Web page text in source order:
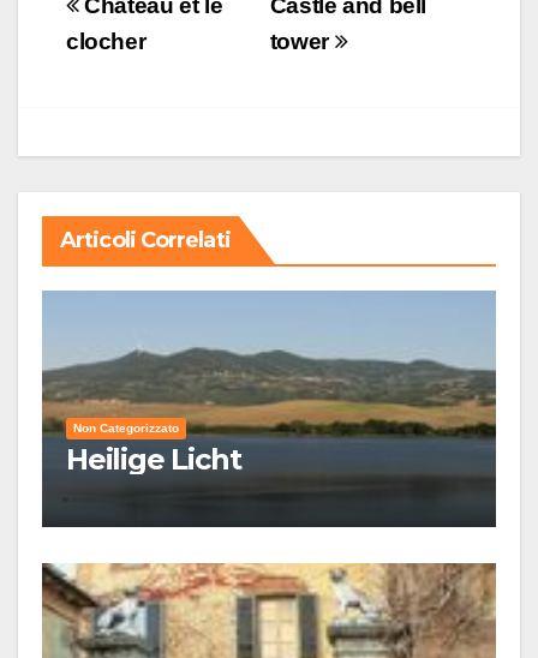
articoli
Castle and bell
tower
Château et le
clocher
Articoli Correlati
Non Categorizzato
Heilige Licht